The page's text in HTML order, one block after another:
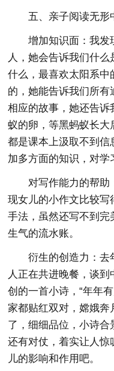
五、亲子阅读无形
增加知识面：我发
人，她会告诉我们什
什么，最喜欢太阳系中
的，她能告诉我们所有
相应的故事，她还告
蚁的卵，等黑蚂蚁长
都是课本上汲取不到信
加多方面的知识，对学
对写作能力的帮助
现女儿的小作文比较
手法，虽然还写不到
生气的流水账。
衍生的创造力：去
人正在共进晚餐，谈
创的一首小诗，“年年
家都贴红双对，嫦娥奔
了，细细品位，小诗合
还有对仗，着实让人
儿的影响和作用吧。